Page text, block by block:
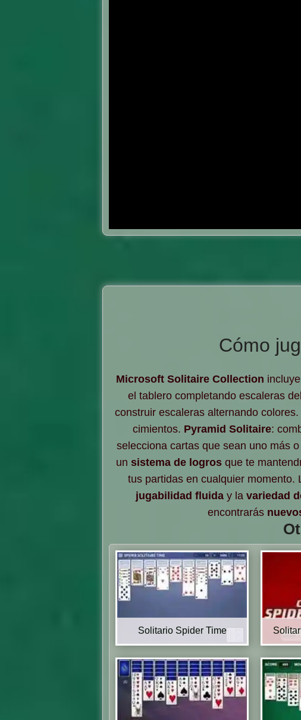
Cómo
Microsoft Solitaire Collection incluye
el tablero completando escaleras
construir escaleras alternando colores.
cimientos. Pyramid Solitaire:
selecciona cartas que sean uno más
un sistema de logrosque te
tus partidas en cualquier momento.
jugabilidad fluiday la variedad
encontrarás
Solitario Spider Time